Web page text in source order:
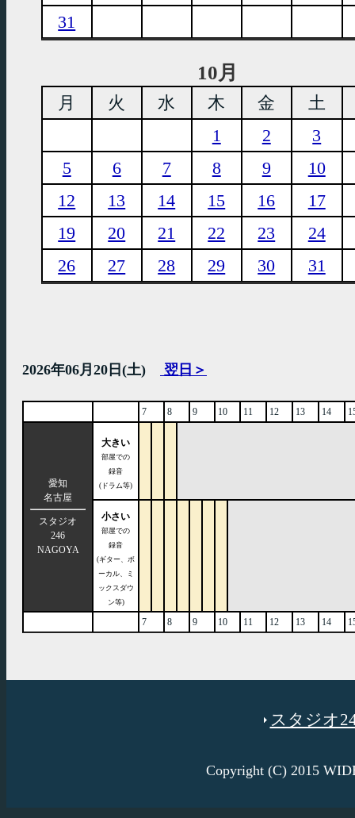
31
10月
月 火 水 木 金
土
1
2
3
5
6 7 8 9
10
12
13 14 15 16
17
19
20 21 22 23
24
26
27 28 29 30 31
2026年06月20日(土) 翌日＞
7 8 9 10 11 12 13 14
愛知
名古屋
スタジオ
246
NAGOYA
大きい
部屋での
録音
(ドラム等)
小さい
部屋での
録音
(ギター、ボ
ーカル、ミ
ックスダウ
ン等)
7 8 9 10 11 12 13 14
スタジオ
Copyright (C) 2015